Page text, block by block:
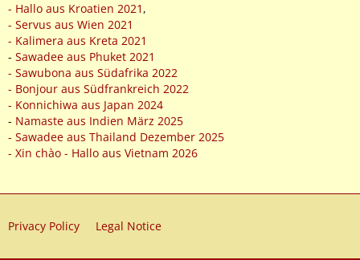
- Hallo aus Kroatien 2021 ,
- Servus aus Wien 2021
- Kalimera aus Kreta 2021
- Sawadee aus Phuket 2021
- Sawubona aus Südafrika 2022
- Bonjour aus Südfrankreich 2022
- Konnichiwa aus Japan 2024
- Namaste aus Indien März 2025
- Sawadee aus Thailand Dezember 2025
- Xin chào - Hallo aus Vietnam 2026
Privacy Policy Legal Notice